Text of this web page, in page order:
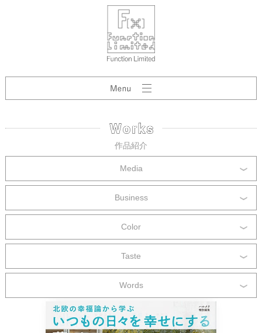
作品紹介
Media
Business
Color
Taste
Words